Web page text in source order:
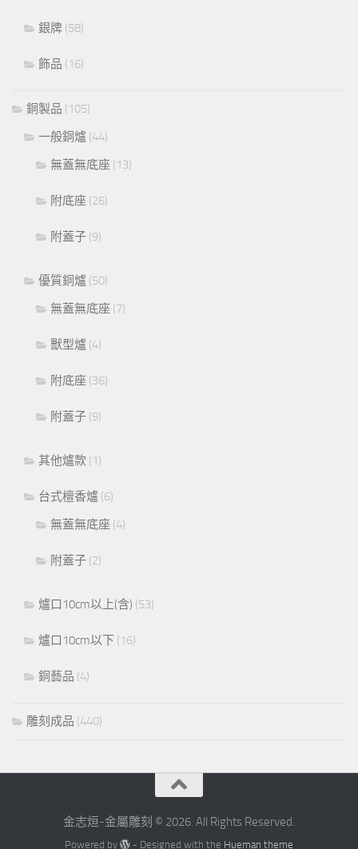
銀牌 (58)
飾品 (16)
銅製品 (105)
一般銅爐 (44)
無蓋無底座 (13)
附底座 (26)
附蓋子 (9)
優質銅爐 (50)
無蓋無底座 (7)
獸型爐 (4)
附底座 (36)
附蓋子 (9)
其他爐款 (1)
台式檀香爐 (6)
無蓋無底座 (4)
附蓋子 (2)
爐口10cm以上(含) (53)
爐口10cm以下 (16)
銅藝品 (4)
雕刻成品 (440)
金志烜-金屬雕刻 © 2026. All Rights Reserved.
Powered by - Designed with the Hueman theme